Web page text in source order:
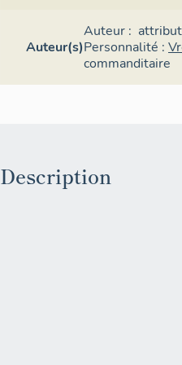
Auteur(s)
Auteur :
Personnalité :
commanditaire
Description